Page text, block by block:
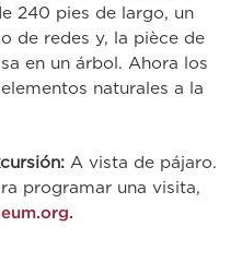
240 pies de largo, un
de redes y, la pièce de
en un árbol. Ahora los
naturales a la
A vista de pájaro.
programar una visita,